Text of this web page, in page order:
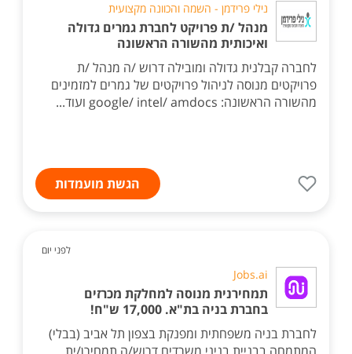
נילי פרידמן - השמה והכוונה מקצועית
מנהל /ת פרויקט לחברת גמרים גדולה
ואיכותית מהשורה הראשונה
לחברה קבלנית גדולה ומובילה דרוש /ה מנהל /ת
פרויקטים מנוסה לניהול פרויקטים של גמרים למזמינים
מהשורה הראשונה: google/ intel/ amdocs ועוד...
הגשת מועמדות
לפני יום
Jobs.ai
תמחירנית מנוסה למחלקת מכרזים
בחברת בניה בת"א. 17,000 ש"ח!
לחברת בניה משפחתית ומפנקת בצפון תל אביב (בבלי)